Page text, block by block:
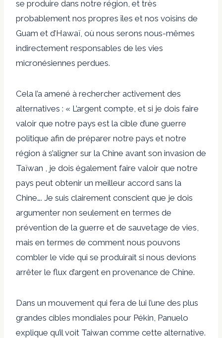
se produire dans notre région, et très
probablement nos propres îles et nos voisins de
Guam et d’Hawaï, où nous serons nous-mêmes
indirectement responsables de les vies
micronésiennes perdues.
Cela l’a amené à rechercher activement des
alternatives : « L’argent compte, et si je dois faire
valoir que notre pays est la cible d’une guerre
politique afin de préparer notre pays et notre
région à s’aligner sur la Chine avant son invasion de
Taïwan , je dois également faire valoir que notre
pays peut obtenir un meilleur accord sans la
Chine…. Je suis clairement conscient que je dois
argumenter non seulement en termes de
prévention de la guerre et de sauvetage de vies,
mais en termes de comment nous pouvons
combler le vide qui se produirait si nous devions
arrêter le flux d’argent en provenance de Chine.
Dans un mouvement qui fera de lui l’une des plus
grandes cibles mondiales pour Pékin, Panuelo
explique qu’il voit Taiwan comme cette alternative.